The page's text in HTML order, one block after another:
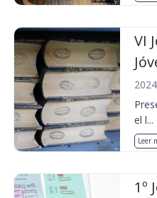
VI
el l...
Leer
1º